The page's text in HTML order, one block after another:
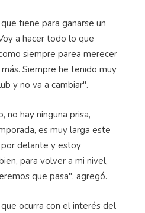
tiene para ganarse un
a hacer todo lo que
siempre parea merecer
Siempre he tenido muy
y no va a cambiar".
no hay ninguna prisa,
es muy larga este
delante y estoy
para volver a mi nivel,
que pasa", agregó.
ocurra con el interés del